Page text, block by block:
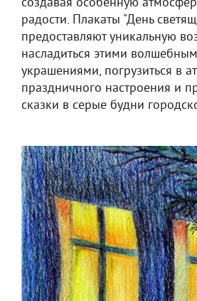
радости. Плакаты "День
предоставляют уникальную
насладиться этими
украшениями, погрузиться в
праздничного настроения и
сказки в серые будни